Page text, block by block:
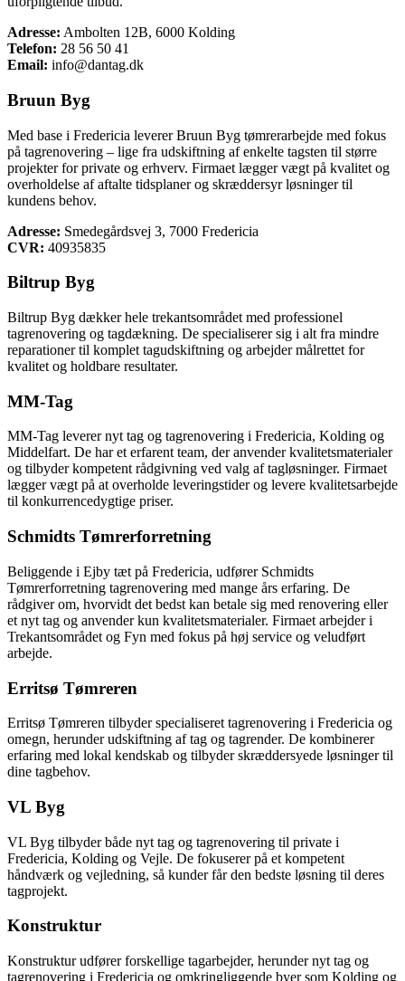
Adresse: Ambolten 12B, 6000 Kolding
Telefon: 28 56 50 41
Email: info@dantag.dk
Bruun Byg
Med base i Fredericia leverer Bruun Byg tømrerarbejde med fokus
på tagrenovering – lige fra udskiftning af enkelte tagsten til større
projekter for private og erhverv. Firmaet lægger vægt på kvalitet og
overholdelse af aftalte tidsplaner og skræddersyr løsninger til
kundens behov.
Adresse: Smedegårdsvej 3, 7000 Fredericia
CVR: 40935835
Biltrup Byg
Biltrup Byg dækker hele trekantsområdet med professionel
tagrenovering og tagdækning. De specialiserer sig i alt fra mindre
reparationer til komplet tagudskiftning og arbejder målrettet for
kvalitet og holdbare resultater.
MM-Tag
MM-Tag leverer nyt tag og tagrenovering i Fredericia, Kolding og
Middelfart. De har et erfarent team, der anvender kvalitetsmaterialer
og tilbyder kompetent rådgivning ved valg af tagløsninger. Firmaet
lægger vægt på at overholde leveringstider og levere kvalitetsarbejde
til konkurrencedygtige priser.
Schmidts Tømrerforretning
Beliggende i Ejby tæt på Fredericia, udfører Schmidts
Tømrerforretning tagrenovering med mange års erfaring. De
rådgiver om, hvorvidt det bedst kan betale sig med renovering eller
et nyt tag og anvender kun kvalitetsmaterialer. Firmaet arbejder i
Trekantsområdet og Fyn med fokus på høj service og veludført
arbejde.
Erritsø Tømreren
Erritsø Tømreren tilbyder specialiseret tagrenovering i Fredericia og
omegn, herunder udskiftning af tag og tagrender. De kombinerer
erfaring med lokal kendskab og tilbyder skræddersyede løsninger til
dine tagbehov.
VL Byg
VL Byg tilbyder både nyt tag og tagrenovering til private i
Fredericia, Kolding og Vejle. De fokuserer på et kompetent
håndværk og vejledning, så kunder får den bedste løsning til deres
tagprojekt.
Konstruktur
Konstruktur udfører forskellige tagarbejder, herunder nyt tag og
tagrenovering i Fredericia og omkringliggende byer som Kolding og